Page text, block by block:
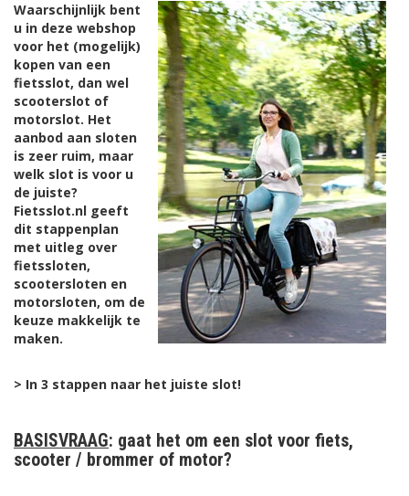
Waarschijnlijk bent
u in deze webshop
voor het (mogelijk)
kopen van een
fietsslot, dan wel
scooterslot of
motorslot. Het
aanbod aan sloten
is zeer ruim, maar
welk slot is voor u
de juiste?
Fietsslot.nl geeft
dit stappenplan
met uitleg over
fietssloten,
scootersloten en
motorsloten, om de
keuze makkelijk te
maken.
> In 3 stappen naar het juiste slot!
BASISVRAAG: gaat het om een slot voor fiets,
scooter / brommer of motor?